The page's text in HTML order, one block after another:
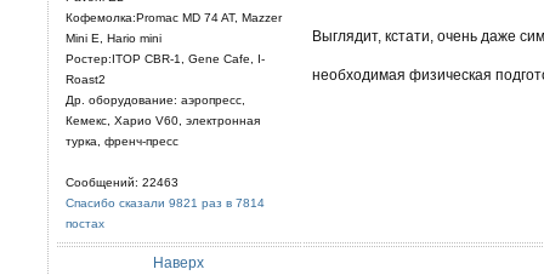
Кофемолка:Promac MD 74 AT, Mazzer
Mini E, Hario mini
Ростер:ITOP CBR-1, Gene Cafe, I-
Roast2
Др. оборудование: аэропресс,
Кемекс, Харио V60, электронная
турка, френч-пресс
Сообщений: 22463
Спасибо сказали 9821 раз в 7814
постах
Выглядит, кстати, очень даже
необходимая физическая
Наверх